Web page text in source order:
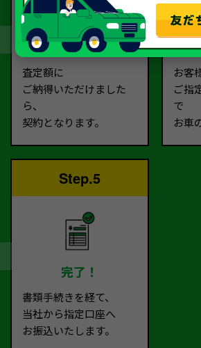
契約
査定額に
ご納得いただけました
ら、
契約となります。
お客
ご指
で
お車
Step.5
完了！
書類手続きを経て、
当社から指定口座へ
お振込いたします。